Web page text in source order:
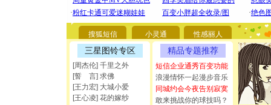
搜狐短信 小灵通 性感丽人
三星图铃专区
[周杰伦] 千里之外
[誓 言] 求佛
[王力宏] 大城小爱
[王心凌] 花的嫁纱
精品专题推荐
短信企业通秀百变功能
浪漫情怀一起漫步音乐
同城约会今夜告别寂寞
敢来挑战你的球技吗？
[圣诞节]
你太多，
要平安！
[圣诞节]
能正大光
都要快乐
[圣诞节]
如意,快